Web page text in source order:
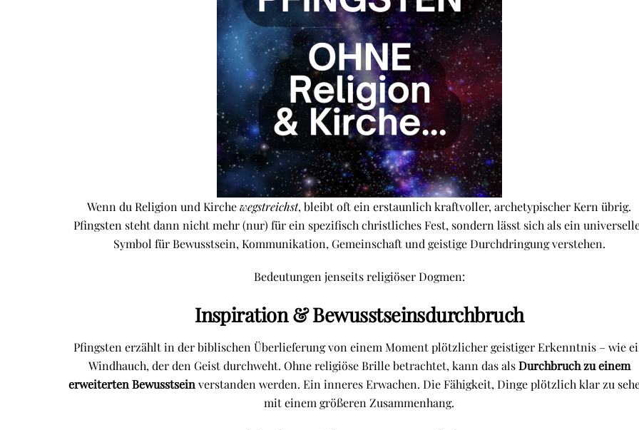
Wenn du Religion und Kirchewegstreichst, bleibt oft ein erstaunlich kraftvoller, archetypischer Kern übrig.
Pfingsten steht dann nicht mehr (nur) für ein spezifisch christliches Fest, sondern lässt sich als ein
Symbol für Bewusstsein, Kommunikation, Gemeinschaft und geistige Durchdringung verstehen.
Bedeutungen jenseits religiöser Dogmen:
Inspiration & Bewusstseinsdurchbruch
Pfingsten erzählt in der biblischen Überlieferung von einem Moment plötzlicher geistiger Erkenntnis – wie
Windhauch, der den Geist durchweht. Ohne religiöse Brille betrachtet, kann das alsDurchbruch zu einem
erweiterten Bewusstsein verstanden werden. Ein inneres Erwachen. Die Fähigkeit, Dinge plötzlich klar zu
mit einem größeren Zusammenhang.